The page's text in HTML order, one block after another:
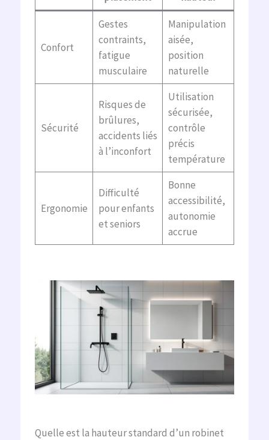
Confort
Gestes
contraints,
fatigue
musculaire
Manipulation
aisée,
position
naturelle
Sécurité
Risques de
brûlures,
accidents liés
à l’inconfort
Utilisation
sécurisée,
contrôle
précis
température
Ergonomie
Difficulté
pour enfants
et seniors
Bonne
accessibilité,
autonomie
accrue
Quelle est la hauteur standard d’un robinet